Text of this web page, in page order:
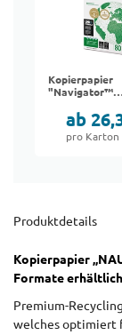
Kopierpapier
"Navigator™
ab
pro Karton
Produktdetails
Kopierpapier
Formate erhältlich
Premium-
welches optimiert